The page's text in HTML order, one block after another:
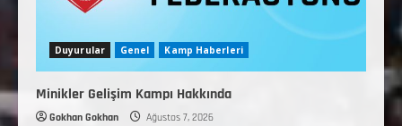
Duyurular Genel Kamp Haberleri
Minikler Gelişim Kampı Hakkında
Gokhan Gokhan Ağustos 7, 2026